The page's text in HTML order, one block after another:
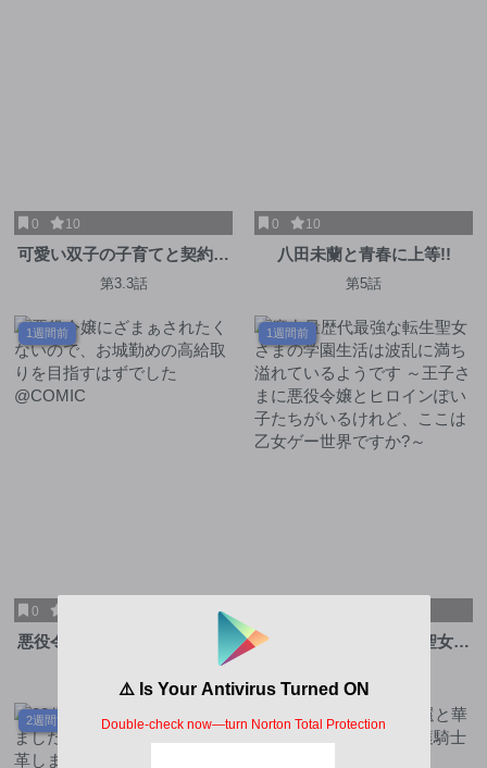
0 10
可愛い双子の子育てと契約妻
は今日で終了予定です
第3.3話
0 10
八田未蘭と青春に上等!!
第5話
1週間前
0
悪役令嬢にざまぁされたくな
いので、お城勤めの高給取り
を目指すはずでした@COMIC
1週間前
魔力量歴代最強な転生聖女さ
れているようです ～王子さま
に悪役令嬢とヒロインぽい子
たちがいるけれど、ここは乙
女ゲー世界ですか?～
2週間前 2週間前